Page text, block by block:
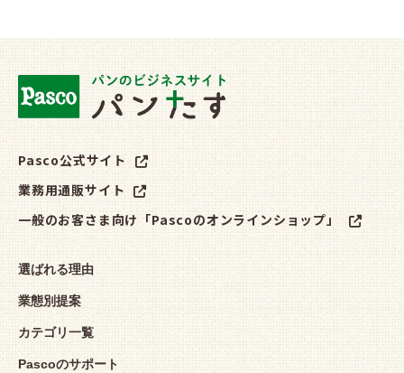
Pasco公式サイト
業務用通販サイト
一般のお客さま向け「Pascoのオンラインショップ」
選ばれる理由
業態別提案
カテゴリ一覧
Pascoのサポート